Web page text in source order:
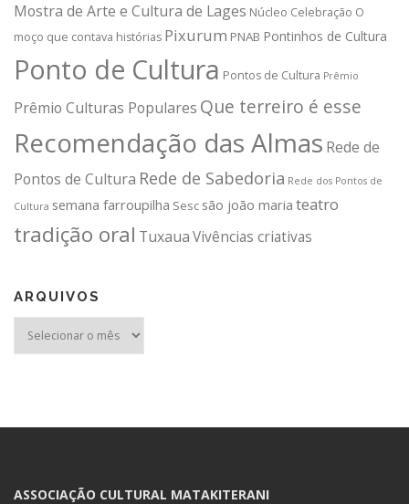
Mostra de Arte e Cultura de Lages Núcleo Celebração O
moço que contava histórias Pixurum PNAB Pontinhos de Cultura
Ponto de Cultura Pontos de Cultura Prêmio
Prêmio Culturas Populares Que terreiro é esse
Recomendação das Almas Rede de
Pontos de Cultura Rede de Sabedoria Rede dos Pontos de
Cultura semana farroupilha Sesc são joão maria teatro
tradição oral TuxauaVivências criativas
ARQUIVOS
ASSOCIAÇÃO CULTURAL MATAKITERANI